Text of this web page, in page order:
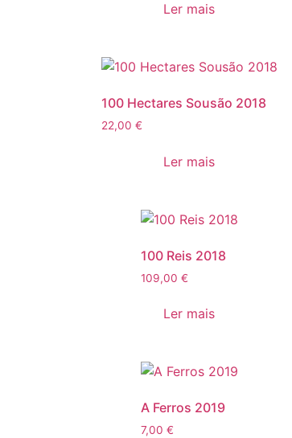
Ler mais
100 Hectares Sousão 2018
22,00 €
Ler mais
100 Reis 2018
109,00 €
Ler mais
A Ferros 2019
7,00 €